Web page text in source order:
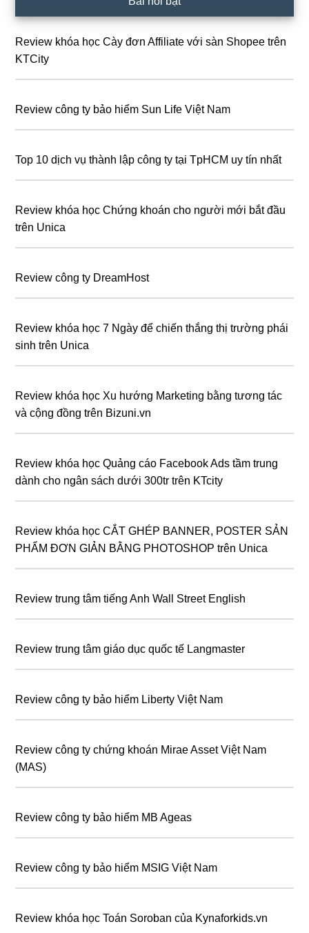
chính
Review khóa học Cày đơn Affiliate với sàn Shopee trên
KTCity
Review công ty bảo hiểm Sun Life Việt Nam
Top 10 dịch vụ thành lập công ty tại TpHCM uy tín nhất
Review khóa học Chứng khoán cho người mới bắt đầu
trên Unica
Review công ty DreamHost
Review khóa học 7 Ngày để chiến thắng thị trường phái
sinh trên Unica
Review khóa học Xu hướng Marketing bằng tương tác
và cộng đồng trên Bizuni.vn
Review khóa học Quảng cáo Facebook Ads tầm trung
dành cho ngân sách dưới 300tr trên KTcity
Review khóa học CẮT GHÉP BANNER, POSTER SẢN
PHẨM ĐƠN GIẢN BẰNG PHOTOSHOP trên Unica
Review trung tâm tiếng Anh Wall Street English
Review trung tâm giáo dục quốc tế Langmaster
Review công ty bảo hiểm Liberty Việt Nam
Review công ty chứng khoán Mirae Asset Việt Nam
(MAS)
Review công ty bảo hiểm MB Ageas
Review công ty bảo hiểm MSIG Việt Nam
Review khóa học Toán Soroban của Kynaforkids.vn